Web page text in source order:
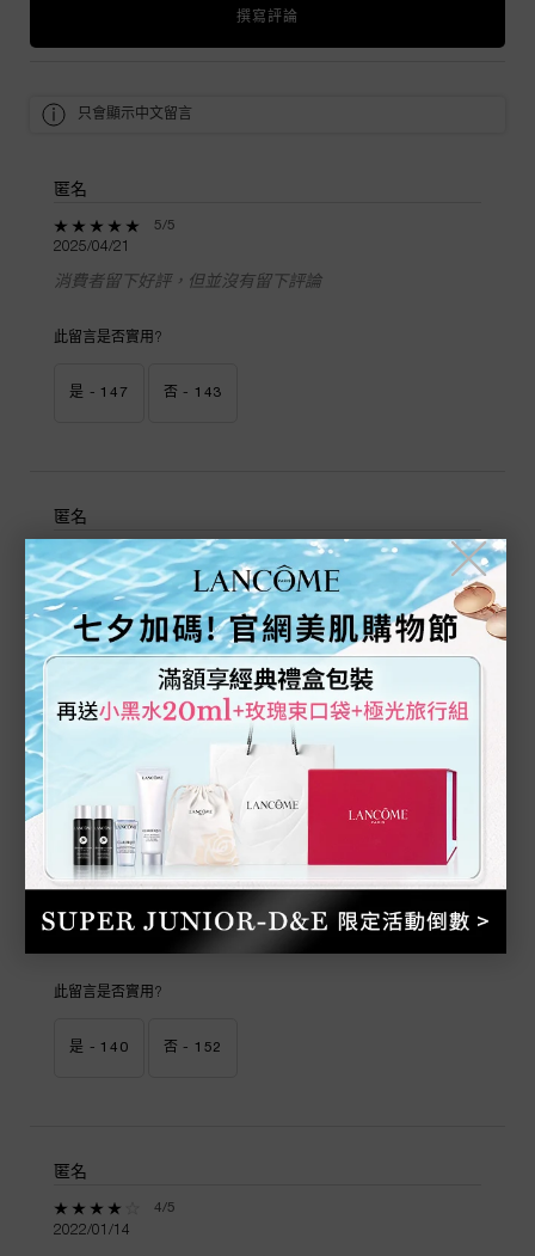
撰寫評論
只會顯示中文留言
匿名
5 out of 5 stars. 5/5
2025/04/21
消費者留下好評，但並沒有留下評論
此留言是否實用?
是 - 147 否 - 143
匿名
3 out of 5 stars.3/5
2023/01/10
消費者留下好評，但並沒有留下評論
此留言是否實用?
是 - 140 否 -231
Stacy
5 out of 5 stars.
此留言是否實用?
是 - 140 否 - 152
匿名
4 out of 5 stars. 4/5
2022/01/14
╳